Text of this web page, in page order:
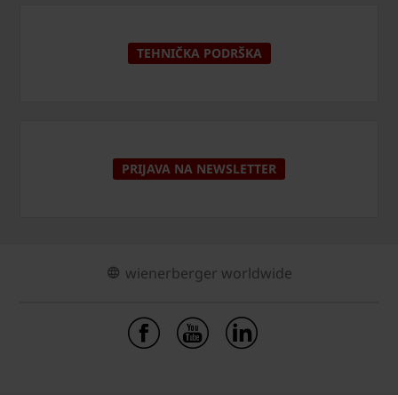
TEHNIČKA PODRŠKA
PRIJAVA NA NEWSLETTER
wienerberger worldwide